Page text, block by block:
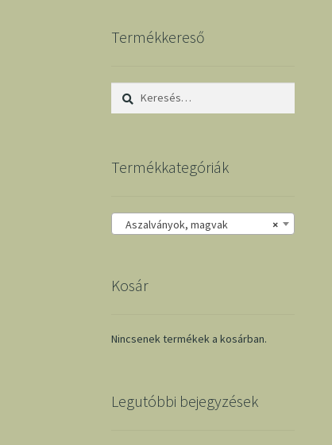
Termékkereső
Keresés:
Termékkategóriák
×
Aszalványok, magvak
Kosár
Nincsenek termékek a kosárban.
Legutóbbi bejegyzések